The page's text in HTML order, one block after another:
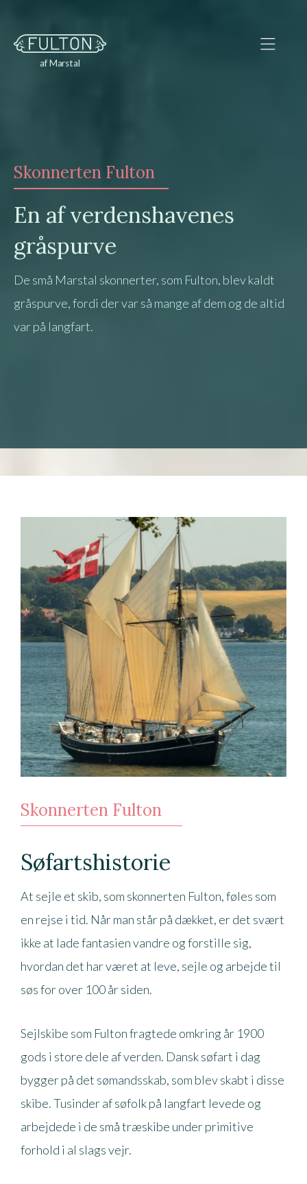
af Marstal
Skonnerten Fulton
En af verdenshavenes
gråspurve
De små Marstal skonnerter, som Fulton, blev kaldt
gråspurve, fordi der var så mange af dem og de altid
var på langfart.
Skonnerten Fulton
Søfartshistorie
At sejle et skib, som skonnerten Fulton, føles som
en rejse i tid. Når man står på dækket, er det svært
ikke at lade fantasien vandre og forstille sig,
hvordan det har været at leve, sejle og arbejde til
søs for over 100 år siden.
Sejlskibe som Fulton fragtede omkring år 1900
gods i store dele af verden. Dansk søfart i dag
bygger på det sømandsskab, som blev skabt i disse
skibe. Tusinder af søfolk på langfart levede og
arbejdede i de små træskibe under primitive
forhold i al slags vejr.